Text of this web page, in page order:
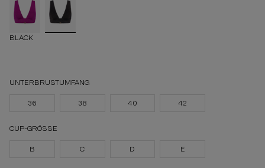
BLACK
UNTERBRUSTUMFANG
36 38 40 42
CUP-GRÖSSE
B C D E